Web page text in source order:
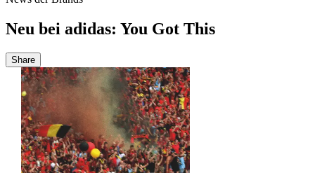
Neu bei adidas: You Got This
Share